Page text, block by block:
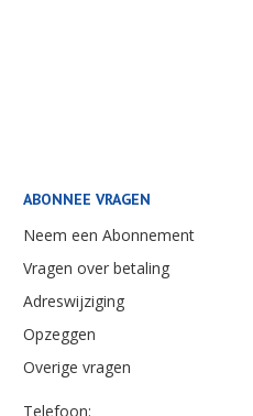
ABONNEE VRAGEN
Neem een Abonnement
Vragen over betaling
Adreswijziging
Opzeggen
Overige vragen
Telefoon: